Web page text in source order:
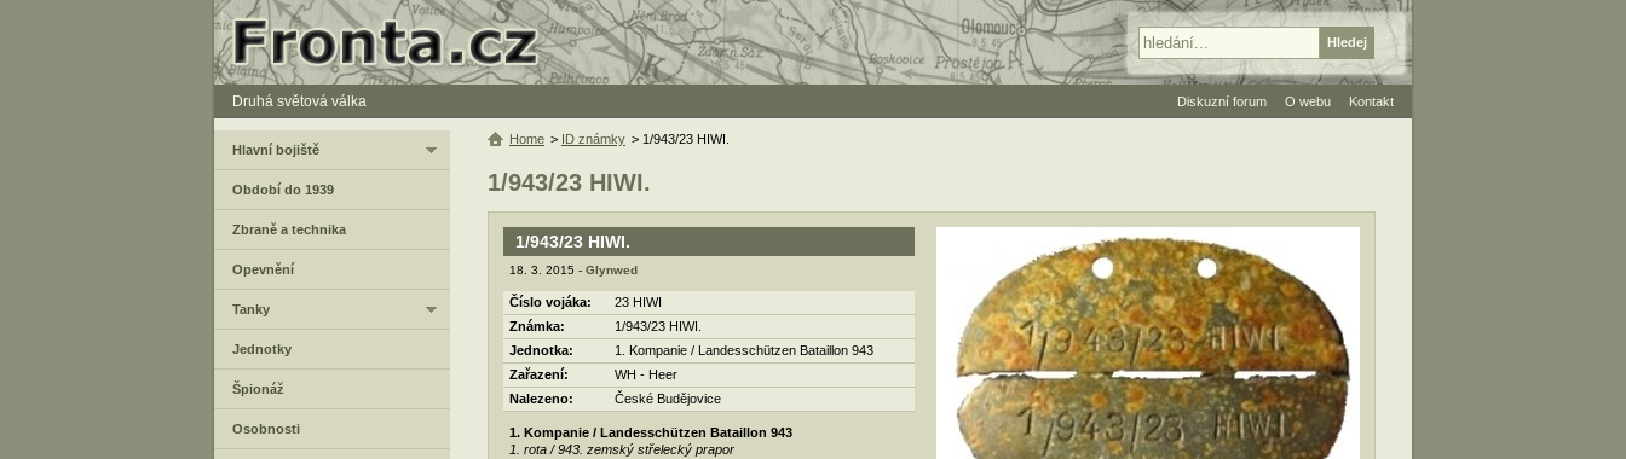
Druhá světová válka
1/943/23 HIWI.
1/943/23 HIWI.
18. 3. 2015 - Glynwed
Číslo vojáka:
23 HIWI
Známka:
1/943/23 HIWI.
Jednotka:
1. Kompanie / Landesschützen Bataillon 943
Zařazení:
WH - Heer
Nalezeno:
České Budějovice
1. Kompanie / Landesschützen Bataillon 943
1. rota / 943. zemský střelecký prapor
Home > ID známky > 1/943/23 HIWI.
Hlavní bojiště
Období do 1939
Zbraně a technika
Opevnění
Tanky
Jednotky
Špionáž
Osobnosti
Diskuzní forum O webu Kontakt